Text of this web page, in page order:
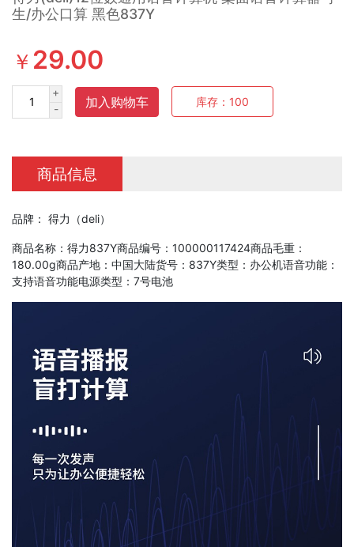
生/办公口算 黑色837Y
￥ 29.00
+
-
加入购物车 库存： 100
商品信息
品牌： 得力（deli）
商品名称：得力837Y商品编号：100000117424商品毛重：
180.00g商品产地：中国大陆货号：837Y类型：办公机语音功能：
支持语音功能电源类型：7号电池